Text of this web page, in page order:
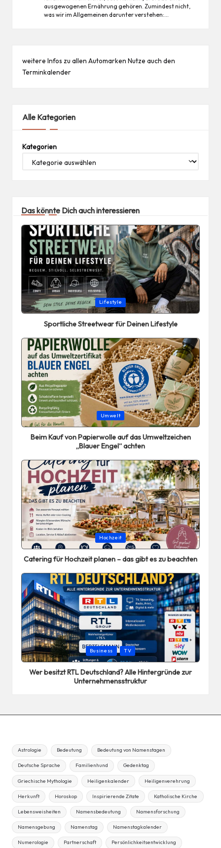
ausgewogenen Ernährung gehören. Zumindest nicht,
was wir im Allgemeinen darunter verstehen:…
weitere Infos zu allen Automarken Nutze auch den
Terminkalender
Alle Kategorien
Kategorien
Das könnte Dich auch interessieren
Posted
in
Lifestyle
Sportliche Streetwear für Deinen Lifestyle
Posted
in
Umwelt
Beim Kauf von Papierwolle auf das Umweltzeichen
„Blauer Engel“ achten
Posted
in
Hochzeit
Catering für Hochzeit planen – das gibt es zu beachten
Posted
in
Business TV
Wer besitzt RTL Deutschland? Alle Hintergründe zur
Unternehmensstruktur
Astrologie Bedeutung Bedeutung von Namenstagen
Deutsche Sprache Familienhund Gedenktag
Griechische Mythologie Heiligenkalender Heiligenverehrung
Herkunft Horoskop Inspirierende Zitate Katholische Kirche
Lebensweisheiten Namensbedeutung Namensforschung
Namensgebung Namenstag Namenstagkalender
Numerologie Partnerschaft Persönlichkeitsentwicklung